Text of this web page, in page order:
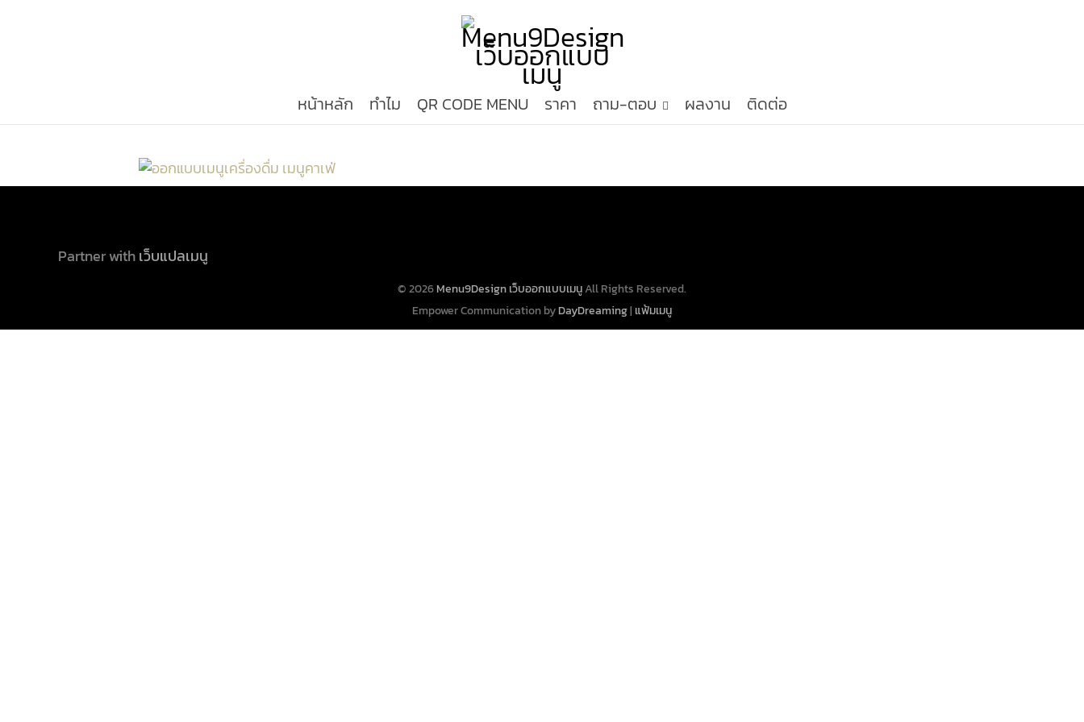
หน้าหลัก ทำไม QR CODE MENU ราคา ถาม-ตอบ ผลงาน ติดต่อ
Partner withเว็บแปลเมนู
© 2026Menu9Design เว็บออกแบบเมนูAll Rights Reserved.
Empower Communication byDayDreaming| แฟ้มเมนู